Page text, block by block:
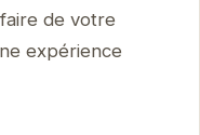
de votre
expérience